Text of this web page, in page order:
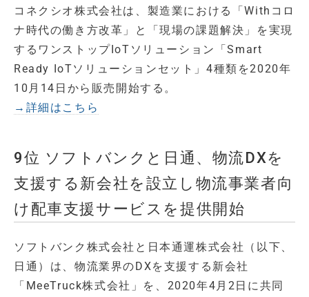
コネクシオ株式会社は、製造業における「Withコロ
ナ時代の働き方改革」と「現場の課題解決」を実現
するワンストップIoTソリューション「Smart
Ready IoTソリューションセット」4種類を2020年
10月14日から販売開始する。
→詳細はこちら
9位 ソフトバンクと日通、物流DXを
支援する新会社を設立し物流事業者向
け配車支援サービスを提供開始
ソフトバンク株式会社と日本通運株式会社（以下、
日通）は、物流業界のDXを支援する新会社
「MeeTruck株式会社」を、2020年4月2日に共同